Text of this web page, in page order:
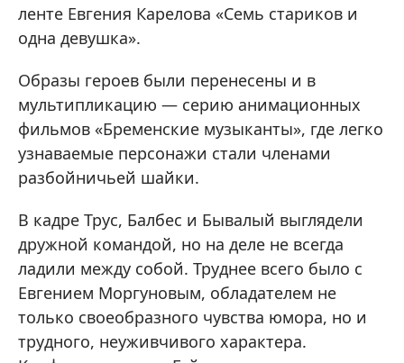
ленте Евгения Карелова «Семь стариков и
одна девушка».
Образы героев были перенесены и в
мультипликацию — серию анимационных
фильмов «Бременские музыканты», где легко
узнаваемые персонажи стали членами
разбойничьей шайки.
В кадре Трус, Балбес и Бывалый выглядели
дружной командой, но на деле не всегда
ладили между собой. Труднее всего было с
Евгением Моргуновым, обладателем не
только своеобразного чувства юмора, но и
трудного, неуживчивого характера.